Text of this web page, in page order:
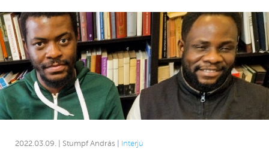
2022.03.09. | Stumpf András | Interjú